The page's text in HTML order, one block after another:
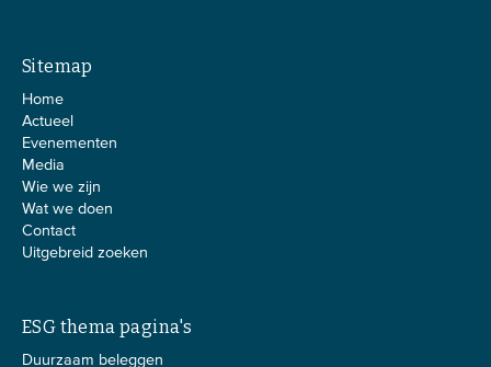
Sitemap
Home
Actueel
Evenementen
Media
Wie we zijn
Wat we doen
Contact
Uitgebreid zoeken
ESG thema pagina's
Duurzaam beleggen